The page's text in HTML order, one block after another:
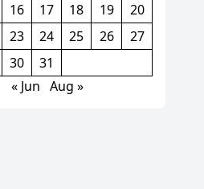
16 17 18 19
20
23 24 25 26
27
30
31
« Jun Aug »